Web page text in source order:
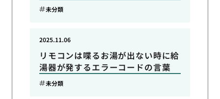
未分類
リモコンは喋るお湯が出ない時に給
湯器が発するエラーコードの言葉
2025.11.06
未分類